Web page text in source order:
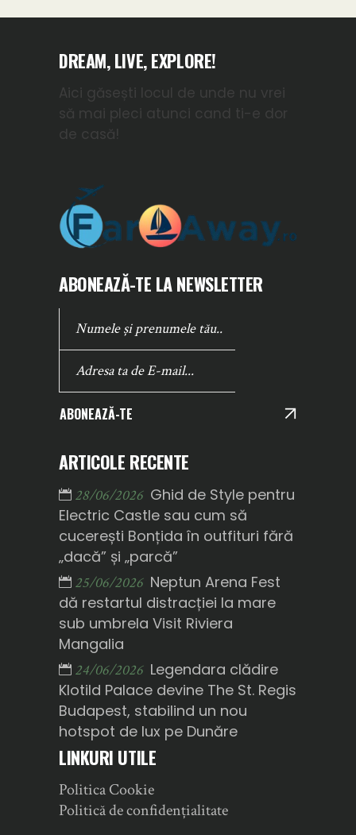
DREAM, LIVE, EXPLORE!
Aici găsești locul de unde nu vrei
să mai pleci atunci cand ti-e dor
de casă!
ABONEAZĂ-TE LA NEWSLETTER
ABONEAZĂ-TE
ARTICOLE RECENTE
28/06/2026 Ghid de Style pentru
Electric Castle sau cum să
cucerești Bonțida în outfituri fără
„dacă” și „parcă”
25/06/2026 Neptun Arena Fest
dă restartul distracției la mare
sub umbrela Visit Riviera
Mangalia
24/06/2026 Legendara clădire
Klotild Palace devine The St. Regis
Budapest, stabilind un nou
hotspot de lux pe Dunăre
LINKURI UTILE
Politica Cookie
Politică de confidențialitate